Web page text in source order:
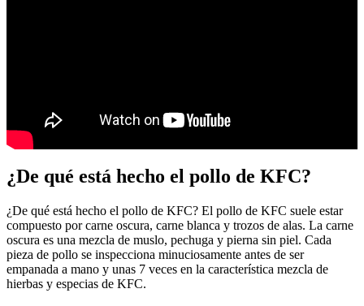
¿De qué está hecho el pollo de KFC?
¿De qué está hecho el pollo de KFC? El pollo de KFC suele estar
compuesto por carne oscura, carne blanca y trozos de alas. La carne
oscura es una mezcla de muslo, pechuga y pierna sin piel. Cada
pieza de pollo se inspecciona minuciosamente antes de ser
empanada a mano y unas 7 veces en la característica mezcla de
hierbas y especias de KFC.